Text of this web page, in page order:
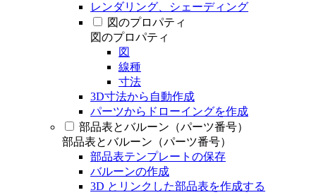
レンダリング、シェーディング
図のプロパティ
図のプロパティ
図
線種
寸法
3D寸法から自動作成
パーツからドローイングを作成
部品表とバルーン（パーツ番号）
部品表とバルーン（パーツ番号）
部品表テンプレートの保存
バルーンの作成
3D とリンクした部品表を作成する